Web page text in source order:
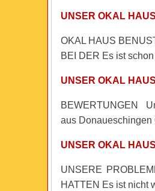
UNSER OKAL
OKAL HAUS
BEI DER Es ist
UNSER OKAL
BEWERTUNGEN
aus
UNSER OKAL
UNSERE
HATTEN Es ist nicht